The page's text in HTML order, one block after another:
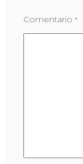
Comentario *